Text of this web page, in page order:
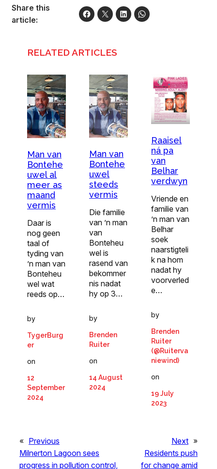
Share this
article:
RELATED ARTICLES
Man van
Bontehe
uwel al
meer as
maand
vermis
Daar is
nog geen
taal of
tyding van
’n man van
Bonteheu
wel wat
reeds op…
by
TygerBurg
er
on
12
September
2024
Man van
Bontehe
uwel
steeds
vermis
Die familie
van ’n man
van
Bonteheu
wel is
rasend van
bekommer
nis nadat
hy op 3…
by
Brenden
Ruiter
on
14 August
2024
Raaisel
ná pa
van
Belhar
verdwyn
Vriende en
familie van
’n man van
Belhar
soek
naarstigteli
k na hom
nadat hy
voorverled
e…
by
Brenden
Ruiter
(@Ruiterva
niewind)
on
19 July
2023
« Previous
Milnerton Lagoon sees
progress in pollution control,
Next »
Residents push
for change amid